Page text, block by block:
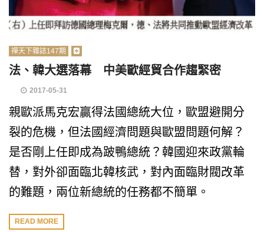
禪天下雜誌147期
法、韓大選落幕 中美歐經貿合作趨緊密
2017-05-31
親歐派馬克宏贏得法國總統大位，歐盟避開分
裂的危機，但法國經濟問題與歐盟問題何解？
是否剛上任即成為跛鴨總統？韓國迎來政黨輪
替，對外卻面臨北韓核武，對內面臨財閥改革
的難題，兩位新總統的任務都不簡單。
READ MORE